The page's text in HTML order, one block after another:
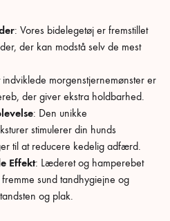
: Vores bidelegetøj er fremstillet
der kan modstå selv de mest
indviklede morgenstjernemønster er
der giver ekstra holdbarhed.
: Den unikke
stimulerer din hunds
til at reducere kedelig adfærd.
Effekt: Læderet og hamperebet
sund tandhygiejne og
og plak.